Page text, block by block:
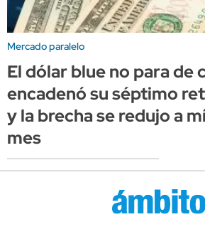
Mercado paralelo
El dólar blue no para de
encadenó su séptimo
y la brecha se redujo a
mes